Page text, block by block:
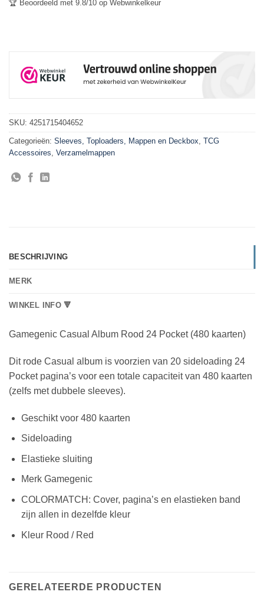
🏆 Beoordeeld met 9.8/10 op Webwinkelkeur
SKU: 4251715404652
Categorieën: Sleeves, Toploaders, Mappen en Deckbox, TCG
Accessoires, Verzamelmappen
BESCHRIJVING
MERK
WINKEL INFO 🔻
Gamegenic Casual Album Rood 24 Pocket (480 kaarten)
Dit rode Casual album is voorzien van 20 sideloading 24
Pocket pagina’s voor een totale capaciteit van 480 kaarten
(zelfs met dubbele sleeves).
Geschikt voor 480 kaarten
Sideloading
Elastieke sluiting
Merk Gamegenic
COLORMATCH: Cover, pagina’s en elastieken band
zijn allen in dezelfde kleur
Kleur Rood / Red
GERELATEERDE PRODUCTEN